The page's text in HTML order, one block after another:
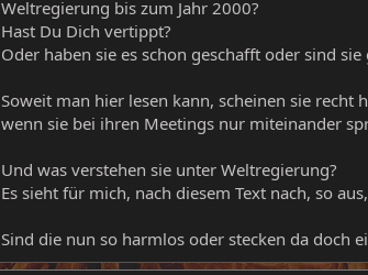
Weltregierung bis zum Jahr 2000?
Hast Du Dich vertippt?
Oder haben sie es schon geschafft oder sind sie
Soweit man hier lesen kann, scheinen sie
wenn sie bei ihren Meetings nur miteinander
Und was verstehen sie unter Weltregierung?
Es sieht für mich, nach diesem Text nach, so
Sind die nun so harmlos oder stecken da doch